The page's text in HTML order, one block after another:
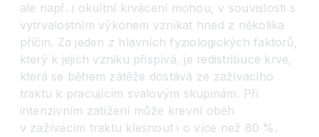
ale např. i okultní krvácení mohou, v souvislosti s
vytrvalostním výkonem vznikat hned z několika
příčin. Za jeden z hlavních fyziologických faktorů,
který k jejich vzniku přispívá, je redistribuce krve,
která se během zátěže dostává ze zažívacího
traktu k pracujícím svalovým skupinám. Při
intenzivním zatížení může krevní oběh
v zažívacím traktu klesnout i o více než 80 %.